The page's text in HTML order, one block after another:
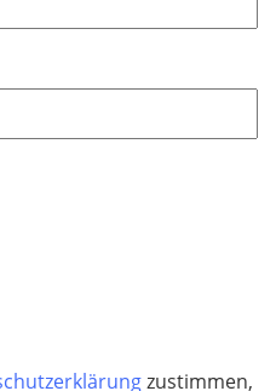
zustimmen,